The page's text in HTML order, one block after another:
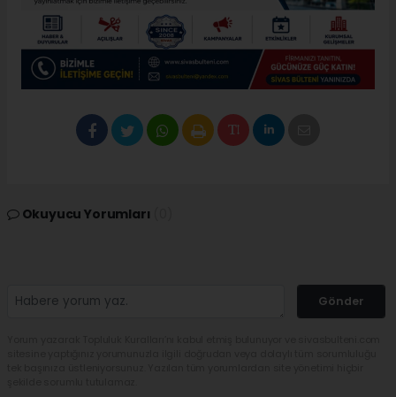
Okuyucu Yorumları
Gönder